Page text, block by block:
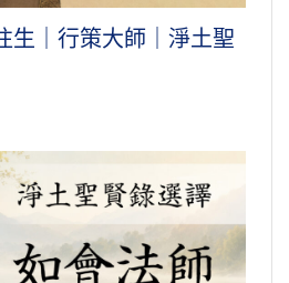
生｜行策大師｜淨土聖